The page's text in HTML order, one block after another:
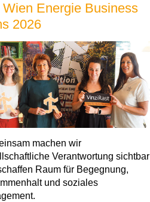
Wien Energie Business
2026
machen wir
Verantwortung sichtbar
Raum für Begegnung,
und soziales